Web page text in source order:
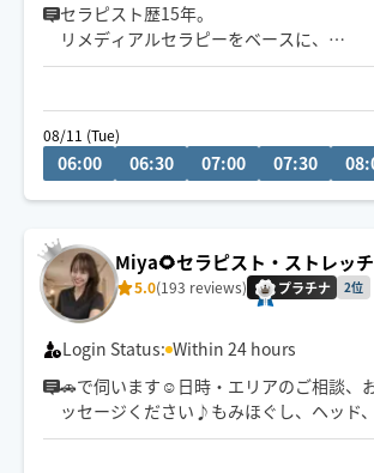
セラピスト歴15年。
リメディアルセラピーをベースに、
身体の深部からゆるめながら
やさしくしっかり効く💪
ただ疲れを取るだけじゃなく、
「力を抜く感覚」を思い出す時間を。
なぜかうまく力が入らない方へ。
本来のパフォーマンスに戻るお手伝いを
🌟身体を見極めた施術を心掛け、
同業セラピストからもご指名頂いてます。
08/11 (Tue)
06:00 06:30 07:00 07:30
Miya🌻セラピスト・ストレッ
✨ 5.0(193 reviews) プラチナ 2位
Login Status: Within 24 hours
🚗で伺います☺️日時・エリアのご相談、
ッセージください♪もみほぐし、ヘッド
ドオイルなどお客様のご要望に合わせて